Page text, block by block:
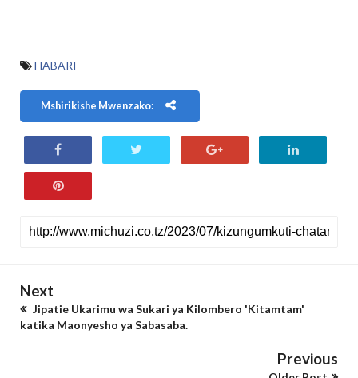
HABARI
Mshirikishe Mwenzako:
Next
Jipatie Ukarimu wa Sukari ya Kilombero 'Kitamtam'
katika Maonyesho ya Sabasaba.
Previous